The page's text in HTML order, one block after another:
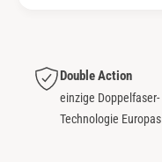
Double Action
einzige Doppelfaser-
Technologie Europas